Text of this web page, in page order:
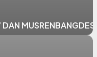
MUSRENBANGDES